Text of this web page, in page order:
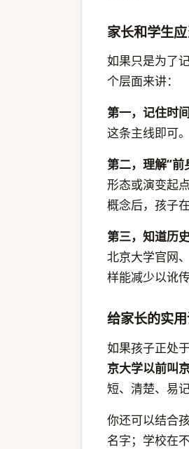
家长和学生
如果只是为了
个层面来讲：
第一，记住时间
这条主线即可
第二，理解“前
形态或演变起
概念后，孩子
第三，知道历
北京大学官网
样能减少以讹传
给家长的实
如果孩子正处
京大学以前叫
短、清楚、易记
你还可以结合
名字；学校在